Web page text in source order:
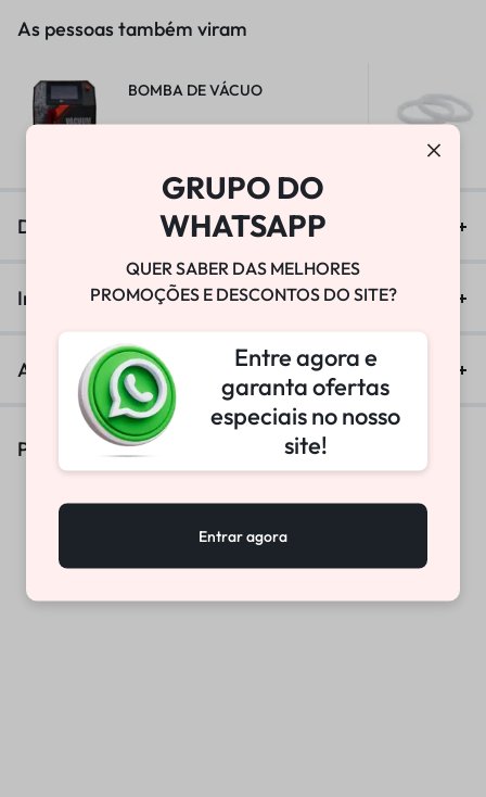
As pessoas também viram
BOMBA DE VÁCUO
Descrição
Informação adicional
Avaliações (0)
Produtos Similares
GRUPO DO
WHATSAPP
QUER SABER DAS MELHORES
PROMOÇÕES E DESCONTOS DO SITE?
Entre agora e
garanta ofertas
especiais no nosso
site!
Entrar agora